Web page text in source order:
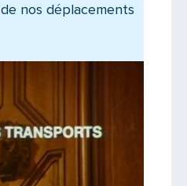
nos déplacements